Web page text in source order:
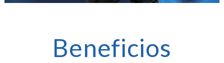
Beneficios